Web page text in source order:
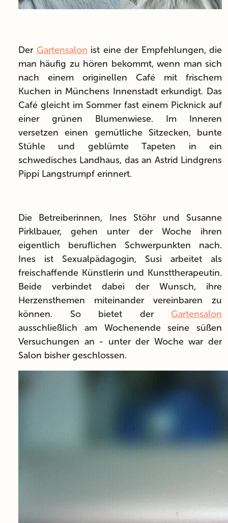
Der Gartensalon ist eine der Empfehlungen, die
man häufig zu hören bekommt, wenn man sich
nach einem originellen Café mit frischem
Kuchen in Münchens Innenstadt erkundigt. Das
Café gleicht im Sommer fast einem Picknick auf
einer grünen Blumenwiese. Im Inneren
versetzen einen gemütliche Sitzecken, bunte
Stühle und geblümte Tapeten in ein
schwedisches Landhaus, das an Astrid Lindgrens
Pippi Langstrumpf erinnert.
Die Betreiberinnen, Ines Stöhr und Susanne
Pirklbauer, gehen unter der Woche ihren
eigentlich beruflichen Schwerpunkten nach.
Ines ist Sexualpädagogin, Susi arbeitet als
freischaffende Künstlerin und Kunsttherapeutin.
Beide verbindet dabei der Wunsch, ihre
Herzensthemen miteinander vereinbaren zu
können. So bietet der Gartensalon
ausschließlich am Wochenende seine süßen
Versuchungen an - unter der Woche war der
Salon bisher geschlossen.